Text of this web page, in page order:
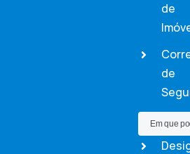
de
de
Em que